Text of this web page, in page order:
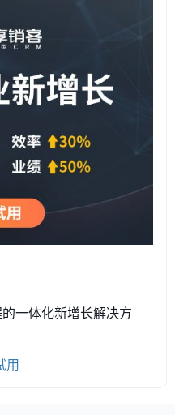
一体化新增长解决方
用